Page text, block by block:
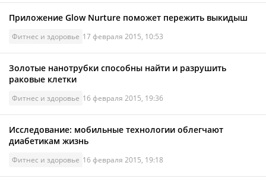
Приложение Glow Nurture поможет пережить выкидыш
Фитнес и здоровье 17 февраля 2015, 10:53
Золотые нанотрубки способны найти и разрушить
раковые клетки
Фитнес и здоровье 16 февраля 2015, 19:36
Исследование: мобильные технологии облегчают
диабетикам жизнь
Фитнес и здоровье 16 февраля 2015, 19:18